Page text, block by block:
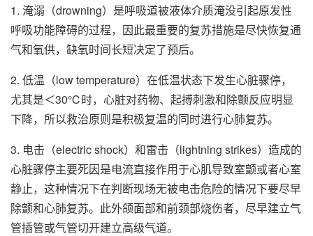
1. 淹溺（drowning）是呼吸道被液体介质淹没引起原发性
呼吸功能障碍的过程，因此最重要的复苏措施是尽快恢复通
气和氧供，缺氧时间长短决定了预后。
2. 低温（low temperature）在低温状态下发生心脏骤停，
尤其是＜30℃时，心脏对药物、起搏刺激和除颤反应明显
下降，所以救治原则是积极复温的同时进行心肺复苏。
3. 电击（electric shock）和雷击（lightning strikes）造成的
心脏骤停主要死因是电流直接作用于心肌导致室颤或者心室
静止，这种情况下在判断现场无被电击危险的情况下要尽早
除颤和心肺复苏。此外颌面部和前颈部烧伤者，尽早建立气
管插管或气管切开建立高级气道。